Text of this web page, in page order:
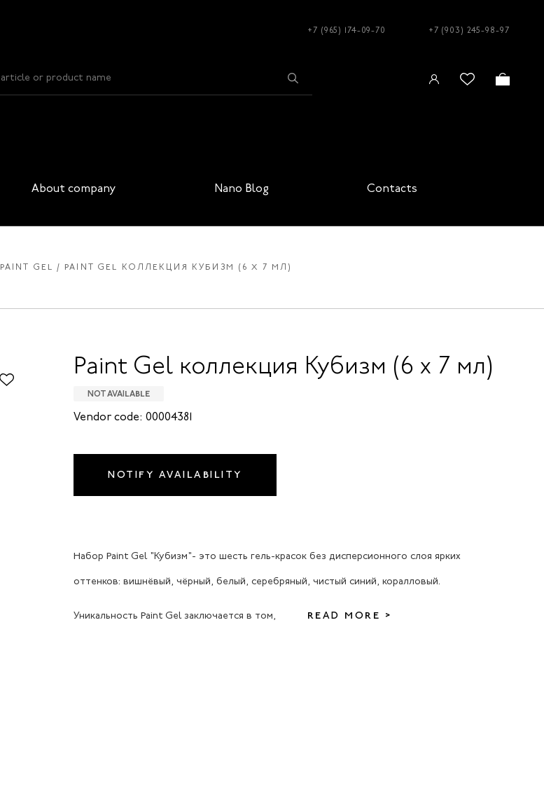
+7 (965) 174-09-70 +7 (903) 245-98-97
About company Nano Blog Contacts
PAINT GEL PAINT GEL КОЛЛЕКЦИЯ КУБИЗМ (6 X 7 МЛ)
Paint Gel коллекция Кубизм (6 x 7 мл)
NOT AVAILABLE
Vendor code: 00004381
NOTIFY AVAILABILITY
Набор Paint Gel "Кубизм"- это шесть гель-красок без дисперсионного слоя ярких
оттенков: вишнёвый, чёрный, белый, серебряный, чистый синий, коралловый.
Уникальность Paint Gel заключается в том, READ MORE >